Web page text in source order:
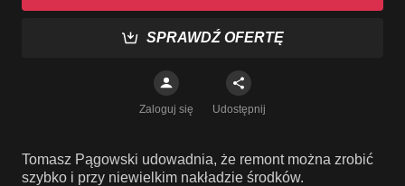
SPRAWDŹ OFERTĘ
Zaloguj się Udostępnij
Tomasz Pągowski udowadnia, że remont można zrobić
szybko i przy niewielkim nakładzie środków.